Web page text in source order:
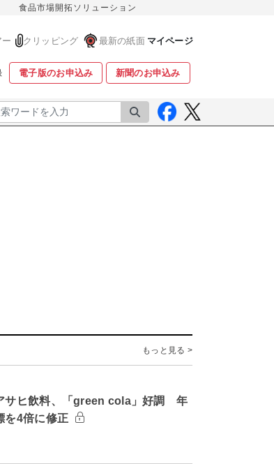
食品市場開拓ソリューション
クリッピング 最新の紙面 マイページ
電子版のお申込み 新聞のお申込み
検索
もっと見る >
サヒ飲料、「green cola」好調 年
を4倍に修正